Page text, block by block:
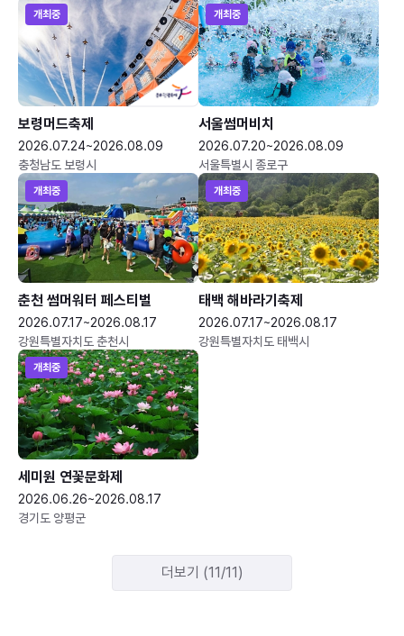
개최중
보령머드축제
2026.07.24~2026.08.09
충청남도 보령시
개최중
서울썸머비치
2026.07.20~2026.08.09
서울특별시 종로구
개최중
춘천 썸머워터 페스티벌
2026.07.17~2026.08.17
강원특별자치도 춘천시
개최중
태백 해바라기축제
2026.07.17~2026.08.17
강원특별자치도 태백시
개최중
세미원 연꽃문화제
2026.06.26~2026.08.17
경기도 양평군
더보기 (11/11)